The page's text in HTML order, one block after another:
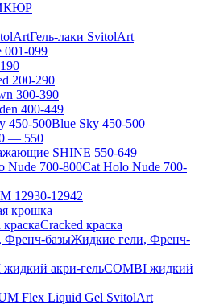
Гель-лаки SvitolArt
001-099
200-290
300-390
400-449
Blue Sky 450-500
— 550
SHINE 550-649
Cat Holo Nude 700-
12930-12942
крошка
Cracked краска
Жидкие гели, Френч-
COMBI жидкий